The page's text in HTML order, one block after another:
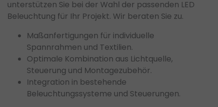
unterstützen Sie bei der Wahl der passenden LED
Beleuchtung für Ihr Projekt. Wir beraten Sie zu.
Maßanfertigungen für individuelle
Spannrahmen und Textilien.
Optimale Kombination aus Lichtquelle,
Steuerung und Montagezubehör.
Integration in bestehende
Beleuchtungssysteme und Steuerungen.